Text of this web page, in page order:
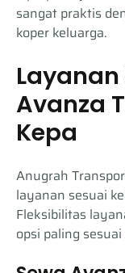
sangat praktis
koper keluarga.
Layanan
Avanza
Kepa
Anugrah
layanan sesuai
Fleksibilitas
opsi paling